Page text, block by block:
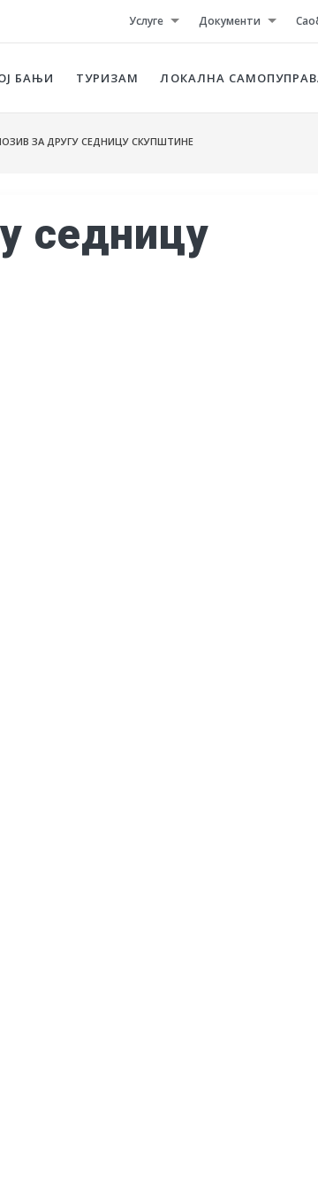
Услуге Документи
БАЊИ ТУРИЗАМ ЛОКАЛНА
ЗА ДРУГУ СЕДНИЦУ СКУПШТИНЕ
седницу